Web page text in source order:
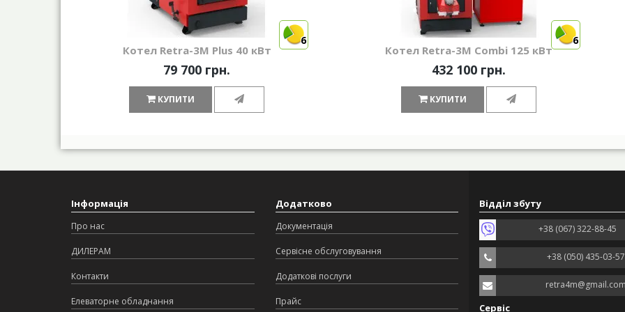
6
Котел Retra-3М Plus 40 кВт
79 700 грн.
КУПИТИ
6
Котел Retra-3М Combi 125 кВт
432 100 грн.
КУПИТИ
Інформація
Про нас
ДИЛЕРАМ
Контакти
Елеваторне обладнання
Додатково
Документація
Сервісне обслуговування
Додаткові послуги
Прайс
Відділ збуту
+38 (067) 322-88-45
+38 (050) 435-03-57
retra4m@gmail.com
Сервіс